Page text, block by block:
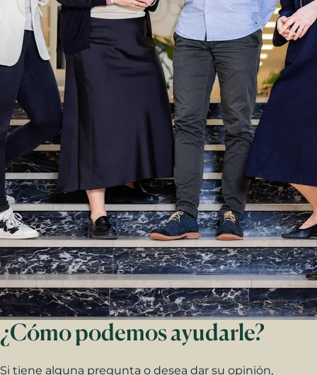
¿Cómo podemos ayudarle?
Si tiene alguna pregunta o desea dar su opinión,